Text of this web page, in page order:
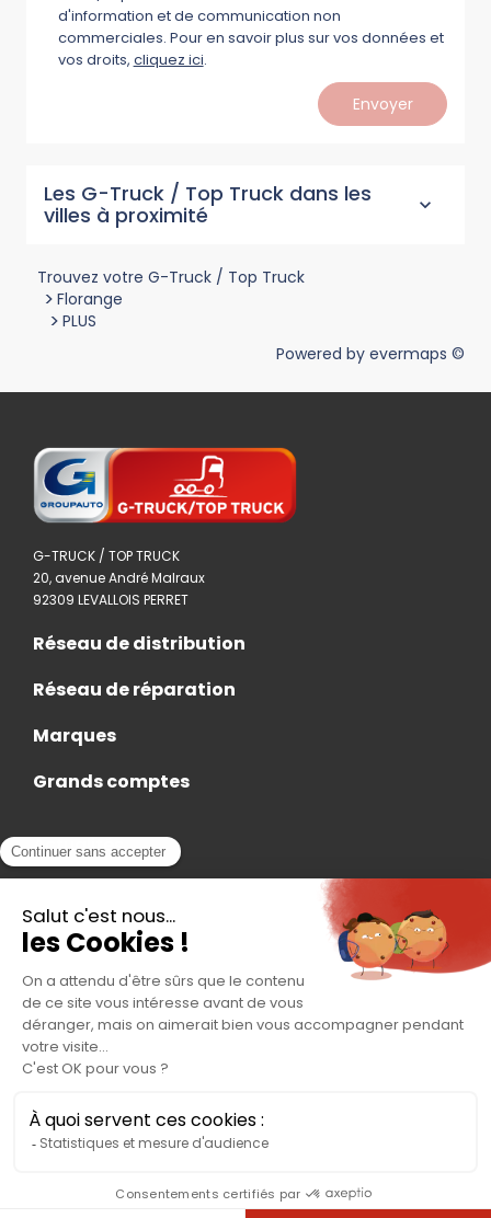
d'information et de communication non
commerciales. Pour en savoir plus sur vos données et
vos droits, cliquez ici.
Envoyer
Les G-Truck / Top Truck dans les
villes à proximité
Trouvez votre G-Truck / Top Truck
> Florange
> PLUS
Powered by evermaps ©
G-TRUCK / TOP TRUCK
20, avenue André Malraux
92309 LEVALLOIS PERRET
Réseau de distribution
Réseau de réparation
Marques
Grands comptes
Actualités
Contact
Accès Adhérent